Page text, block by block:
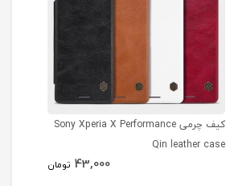
کیف چرمی Sony Xperia X Performance
Qin leather case
43,000 تومان